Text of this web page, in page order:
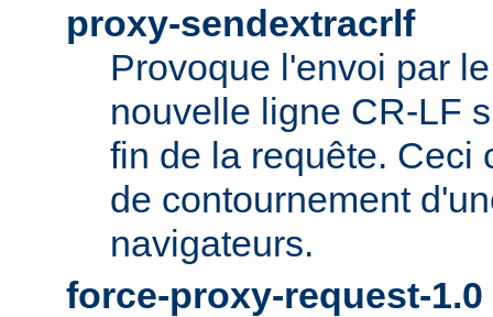
proxy-sendextracrlf
Provoque l'envoi par
nouvelle ligne CR-LF
fin de la requête. Ceci
de contournement
navigateurs.
force-proxy-request-1.0